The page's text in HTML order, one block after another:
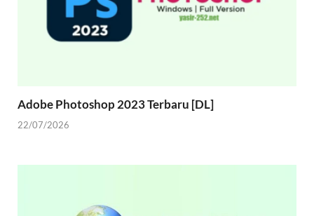
Adobe Photoshop 2023 Terbaru [DL]
22/07/2026